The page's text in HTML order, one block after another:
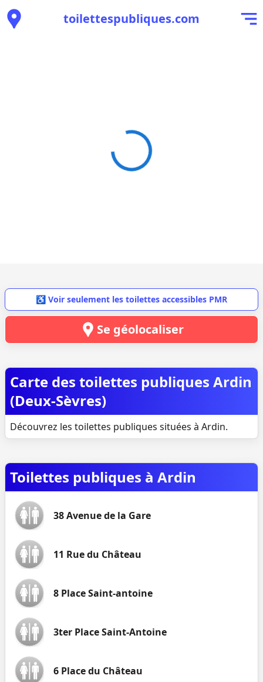
toilettespubliques.com
♿ Voir seulement les toilettes accessibles PMR
Se géolocaliser
Carte des toilettes publiques Ardin
(Deux-Sèvres)
Découvrez les toilettes publiques situées à Ardin.
Toilettes publiques à Ardin
38 Avenue de la Gare
11 Rue du Château
8 Place Saint-antoine
3ter Place Saint-Antoine
6 Place du Château